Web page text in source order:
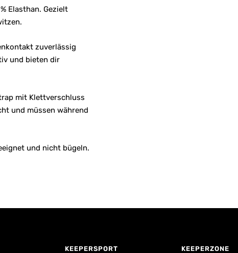
Elasthan. Gezielt
zuverlässig
und bieten dir
mit Klettverschluss
und müssen während
und nicht bügeln.
KEEPERSPORT KEEPERZONE